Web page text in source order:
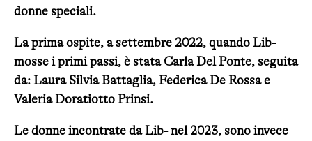
donne speciali.
La prima ospite, a settembre 2022, quando Lib-
mosse i primi passi, è stata Carla Del Ponte, seguita
da: Laura Silvia Battaglia, Federica De Rossa e
Valeria Doratiotto Prinsi.
Le donne incontrate da Lib- nel 2023, sono invece